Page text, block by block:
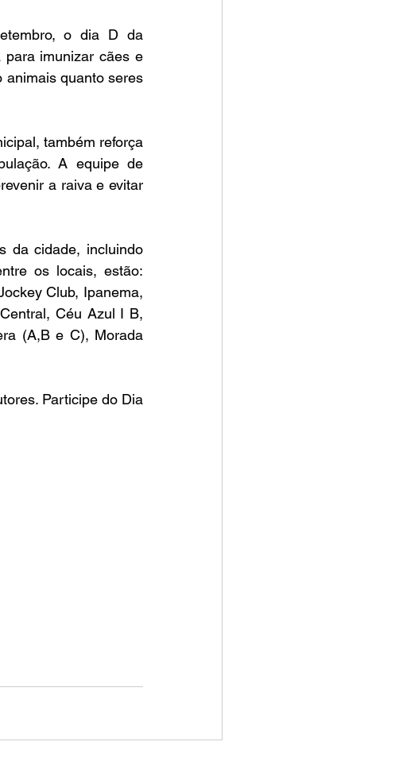
o dia D da
para imunizar cães e
animais quanto seres
também reforça
A equipe de
a raiva e evitar
da cidade, incluindo
os locais, estão:
Club, Ipanema,
Céu Azul I B,
(A,B e C), Morada
Participe do Dia